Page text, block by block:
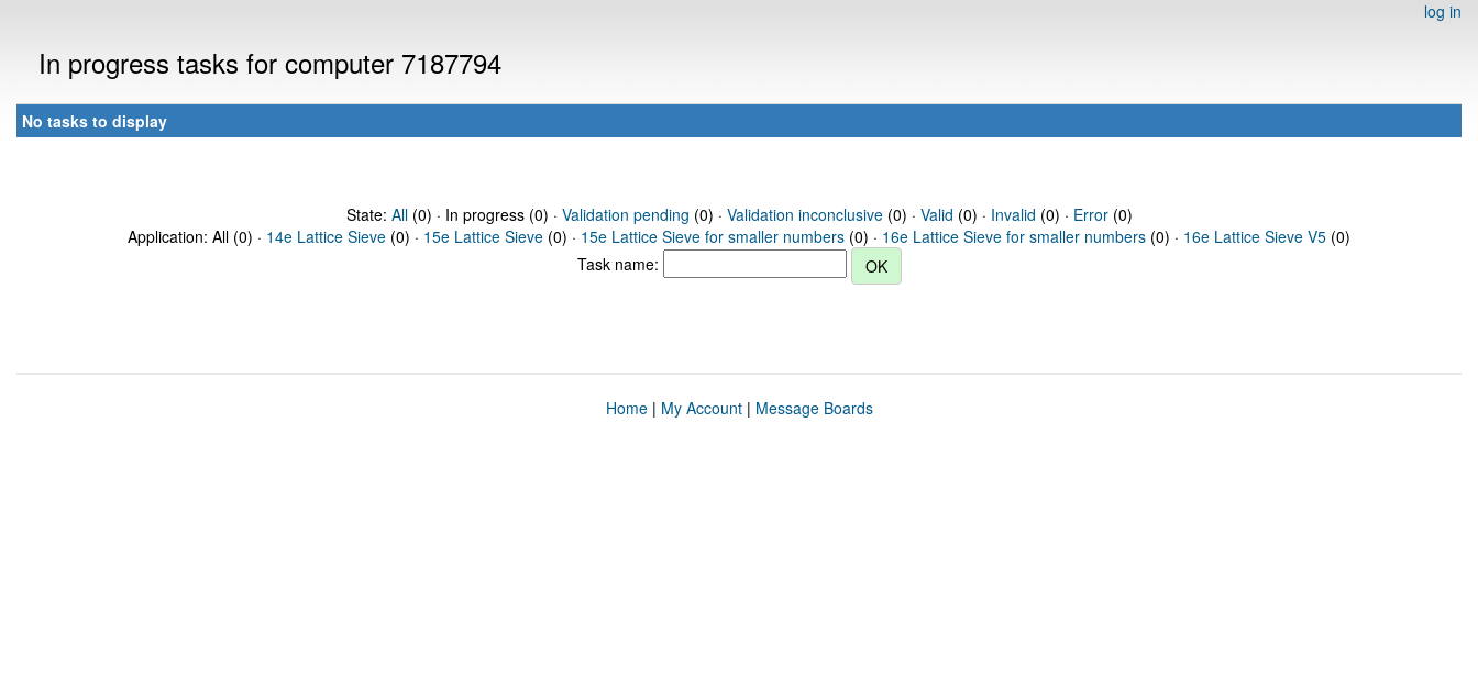
log in
In progress tasks for computer 7187794
No tasks to display
State: All(0) · In progress (0) · Validation pending (0) · Validation inconclusive(0) · Valid (0) · Invalid (0) · Error(0)
Application: All (0) · 14e Lattice Sieve (0) · 15e Lattice Sieve (0) · 15e Lattice Sieve for smaller numbers (0) · 16e Lattice Sieve for smaller numbers (0) · 16e Lattice Sieve V5 (0)
Task name:
Home| My Account| Message Boards